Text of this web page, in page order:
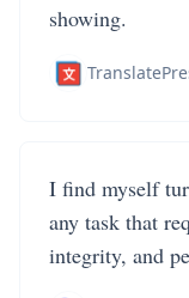
showing.
I find myself
any task that
integrity, and